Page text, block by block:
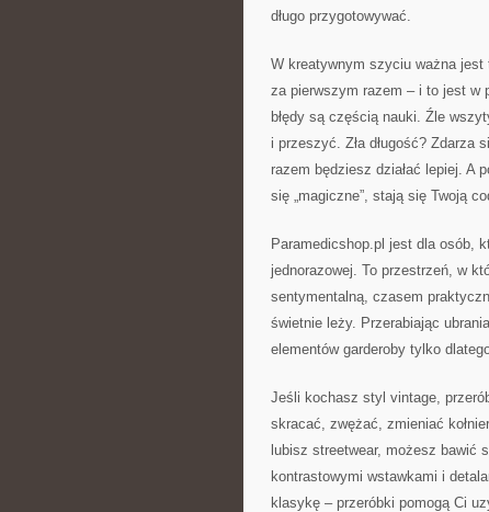
długo przygotowywać.
W kreatywnym szyciu ważna
za pierwszym razem – i to jest w
błędy są częścią nauki. Źle
i przeszyć. Zła długość? Zdarza
razem będziesz działać lepiej. A
się „magiczne”, stają się Twoją
Paramedicshop.pl jest dla osób,
jednorazowej. To przestrzeń, w
sentymentalną, czasem
świetnie leży. Przerabiając
elementów garderoby tylko
Jeśli kochasz styl vintage,
skracać, zwężać, zmieniać
lubisz streetwear, możesz bawić
kontrastowymi wstawkami i
klasykę – przeróbki pomogą Ci